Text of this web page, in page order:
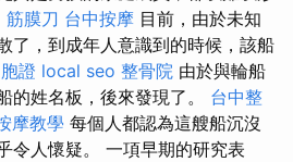
筋膜刀 台中按摩 目前，由於未知
了，到成年人意識到的時候，該船
證 local seo 整骨院 由於與輪船
的姓名板，後來發現了。 台中整
摩教學 每個人都認為這艘船沉沒
令人懷疑。 一項早期的研究表